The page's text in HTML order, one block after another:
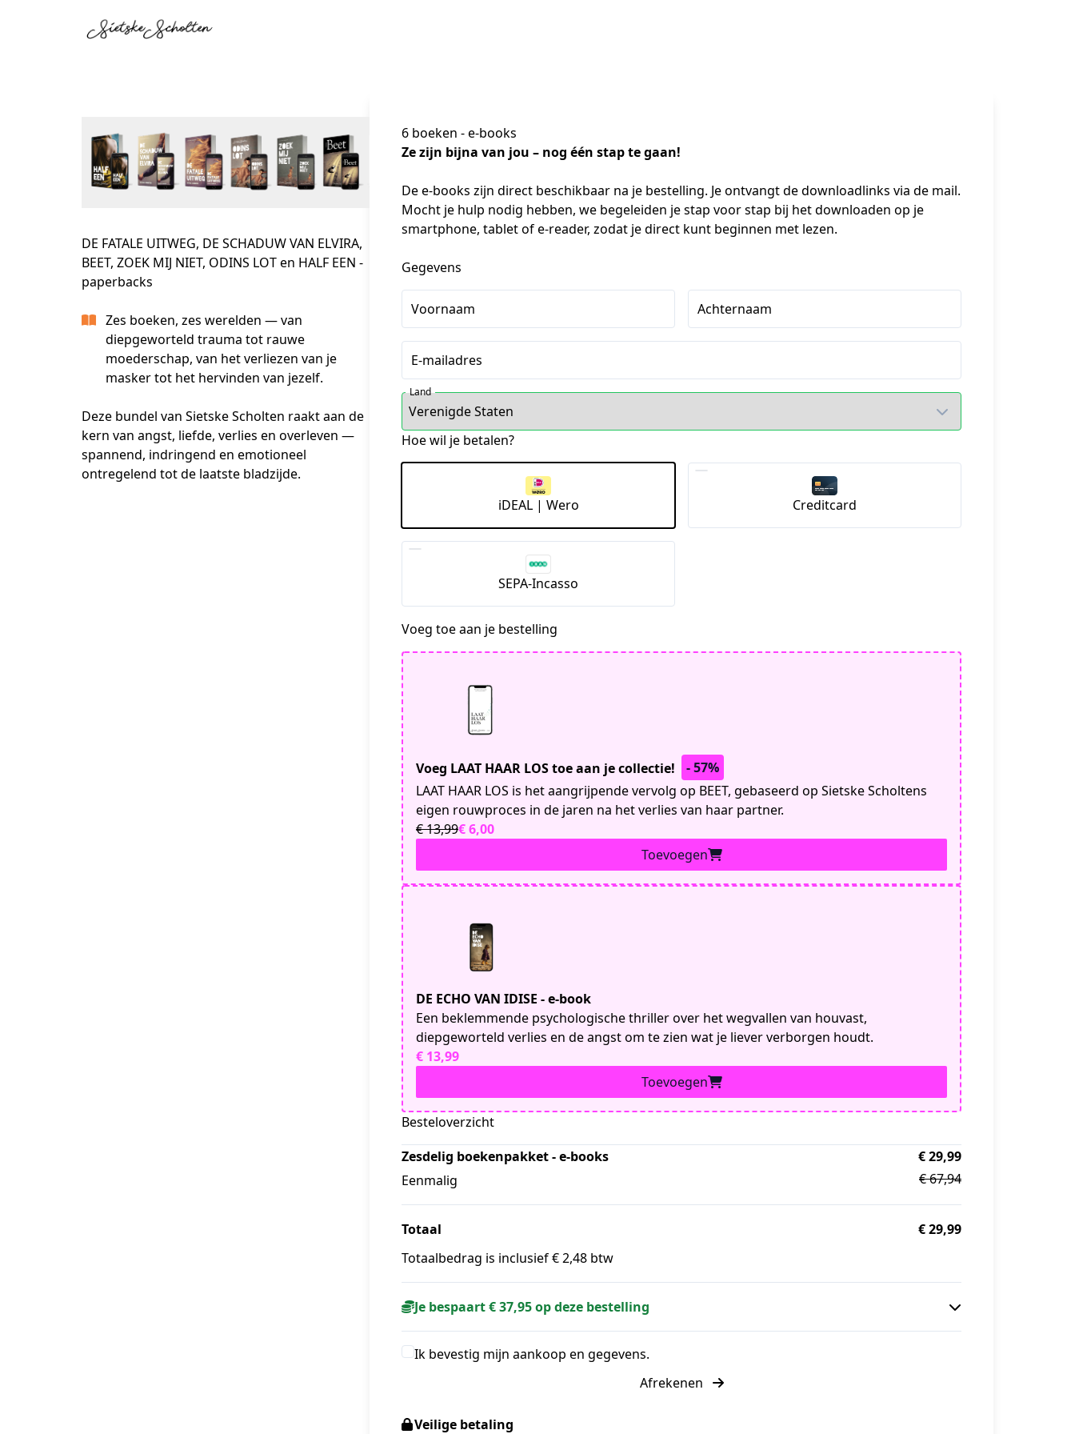
DE FATALE UITWEG, DE SCHADUW VAN ELVIRA,
BEET, ZOEK MIJ NIET, ODINS LOT en HALF EEN -
paperbacks
Zes boeken, zes werelden — van
diepgeworteld trauma tot rauwe
moederschap, van het verliezen van je
masker tot het hervinden van jezelf.
Deze bundel van Sietske Scholten raakt aan de
kern van angst, liefde, verlies en overleven —
spannend, indringend en emotioneel
ontregelend tot de laatste bladzijde.
6 boeken - e-books
Ze zijn bijna van jou – nog één stap te gaan!
De e-books zijn direct beschikbaar na je bestelling. Je ontvangt de downloadlinks via de mail.
Mocht je hulp nodig hebben, we begeleiden je stap voor stap bij het downloaden op je
smartphone, tablet of e-reader, zodat je direct kunt beginnen met lezen.
Gegevens
Voornaam Achternaam
E-mailadres
Land
Hoe wil je betalen?
iDEAL | Wero Creditcard
SEPA-Incasso
Voeg toe aan je bestelling
Voeg LAAT HAAR LOS toe aan je collectie!
- 57%
LAAT HAAR LOS is het aangrijpende vervolg op BEET, gebaseerd op Sietske Scholtens
eigen rouwproces in de jaren na het verlies van haar partner.
€ 13,99€ 6,00
Toevoegen
DE ECHO VAN IDISE - e-book
Een beklemmende psychologische thriller over het wegvallen van houvast,
diepgeworteld verlies en de angst om te zien wat je liever verborgen houdt.
€ 13,99
Toevoegen
Besteloverzicht
Zesdelig boekenpakket - e-books
Eenmalig
€ 29,99
€ 67,94
Totaal
€ 29,99
Totaalbedrag is inclusief € 2,48 btw
Je bespaart € 37,95 op deze bestelling
Ik bevestig mijn aankoop en gegevens.
Afrekenen
Veilige betaling